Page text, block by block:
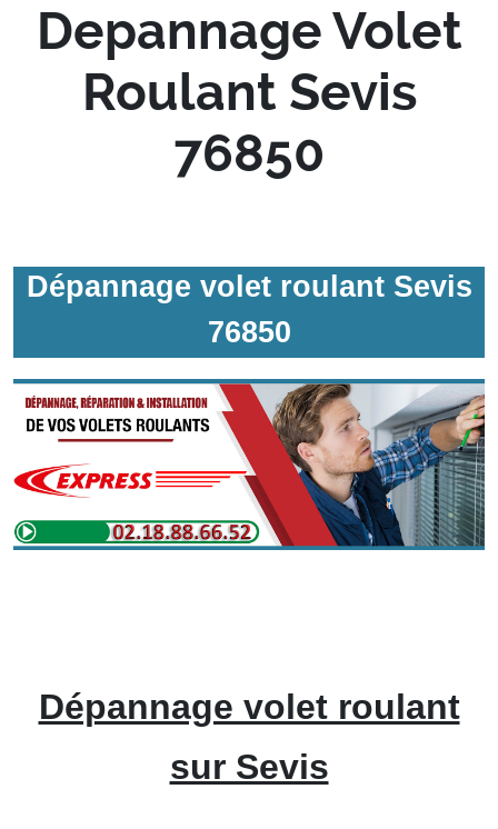
Depannage Volet
Roulant Sevis
76850
Dépannage volet roulant Sevis
76850
Dépannage volet roulant
sur Sevis